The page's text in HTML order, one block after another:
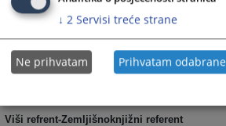
Ahmetaš Adi
Bašić Armin
Viši refrent-Zemljišnoknjižni referent
↓ 2 Servisi treće strane
Ne prihvatam Prihvatam odabrane